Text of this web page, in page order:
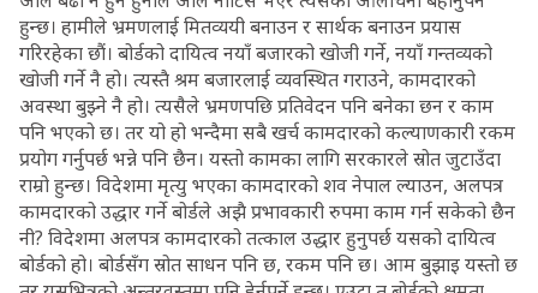
हुन्छ। हामीले भ्रमणलाई मितव्ययी बनाउन र सार्थक बनाउन प्रयास
गरिरहेका छौं। बोर्डको दायित्व नयाँ बजारको खोजी गर्ने, नयाँ गन्तव्यको
खोजी गर्ने नै हो। त्यस्तै श्रम बजारलाई व्यवस्थित गराउने, कामदारको
अवस्था बुझ्ने नै हो। त्यसैले भ्रमणपछि प्रतिवेदन पनि बनेका छन र काम
पनि भएको छ। तर यो हो भन्दैमा सबै खर्च कामदारको कल्याणकारी रकम
प्रयोग गर्नुपर्छ भन्ने पनि छैन। यस्तो कामका लागि सरकारले स्रोत जुटाउँदा
राम्रो हुन्छ। विदेशमा मृत्यु भएका कामदारको शव नेपाल ल्याउन, अलपत्र
कामदारको उद्धार गर्ने बोर्डले अझै प्रभावकारी रुपमा काम गर्न सकेको छैन
नी? विदेशमा अलपत्र कामदारको तत्काल उद्धार हुनुपर्छ यसको दायित्व
बोर्डको हो। बोर्डसँग स्रोत साधन पनि छ, रकम पनि छ। आम बुझाइ यस्तो छ